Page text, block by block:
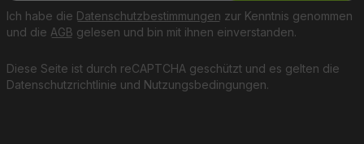
Diese Seite ist durch reCAPTCHA geschützt und es gelten die
Datenschutzrichtlinie und Nutzungsbedingungen.
Ich habe die Datenschutzbestimmungen zur Kenntnis genommen
und die AGB gelesen und bin mit ihnen einverstanden.